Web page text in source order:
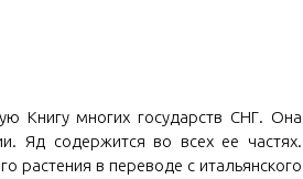
Книгу многих государств СНГ. Она
Яд содержится во всех ее частях.
растения в переводе с итальянского